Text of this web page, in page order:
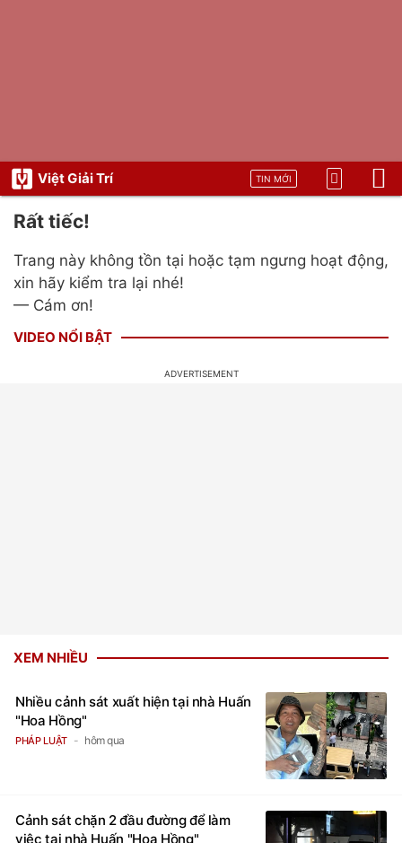
Việt Giải Trí TIN MỚI
Rất tiếc!
Trang này không tồn tại hoặc tạm ngưng hoạt động,
xin hãy kiểm tra lại nhé!
— Cám ơn!
VIDEO NỔI BẬT
XEM NHIỀU
Nhiều cảnh sát xuất hiện tại nhà Huấn
"Hoa Hồng"
PHÁP LUẬT hôm qua
Cảnh sát chặn 2 đầu đường để làm
việc tại nhà Huấn "Hoa Hồng"